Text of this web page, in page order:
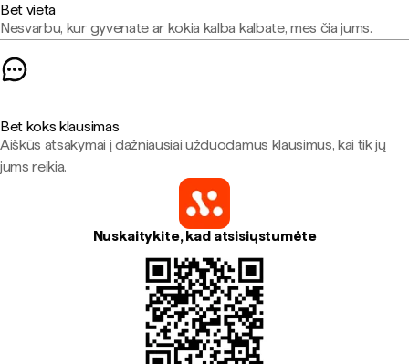
Bet vieta
Nesvarbu, kur gyvenate ar kokia kalba kalbate, mes čia jums.
Bet koks klausimas
Aiškūs atsakymai į dažniausiai užduodamus klausimus, kai tik jų
jums reikia.
Nuskaitykite, kad atsisiųstumėte